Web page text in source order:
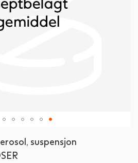
suspensjon